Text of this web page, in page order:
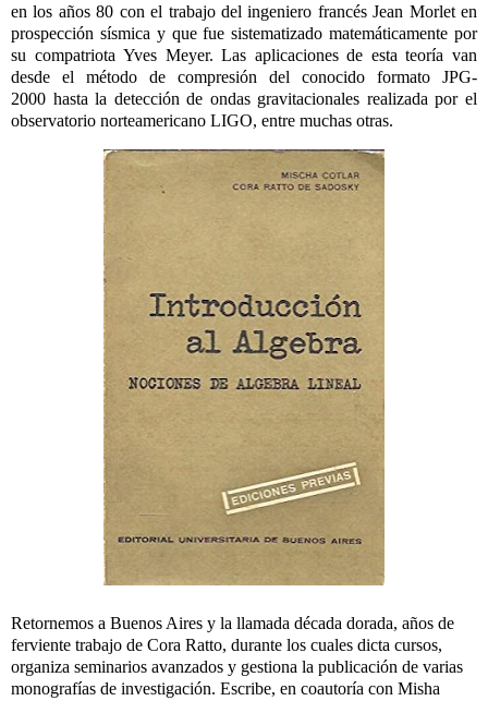
en los años 80 con el trabajo del ingeniero francés Jean Morlet en
prospección sísmica y que fue sistematizado matemáticamente por
su compatriota Yves Meyer. Las aplicaciones de esta teoría van
desde el método de compresión del conocido formato JPG-
2000 hasta la detección de ondas gravitacionales realizada por el
observatorio norteamericano LIGO, entre muchas otras.
Retornemos a Buenos Aires y la llamada década dorada, años de
ferviente trabajo de Cora Ratto, durante los cuales dicta cursos,
organiza seminarios avanzados y gestiona la publicación de varias
monografías de investigación. Escribe, en coautoría con Misha